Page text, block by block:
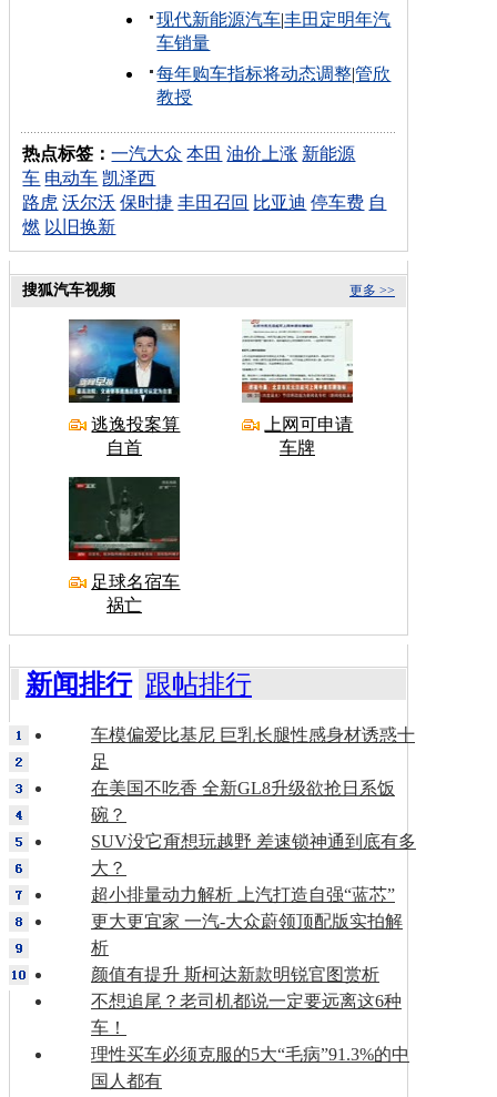
现代新能源汽车|丰田定明年汽
车销量
每年购车指标将动态调整|管欣
教授
热点标签：一汽大众 本田 油价上涨 新能源
车 电动车 凯泽西
路虎 沃尔沃 保时捷 丰田召回 比亚迪 停车费 自
燃 以旧换新
更多 >>
搜狐汽车视频
逃逸投案算
自首
上网可申请
车牌
足球名宿车
祸亡
新闻排行 跟帖排行
车模偏爱比基尼 巨乳长腿性感身材诱惑十
足
在美国不吃香 全新GL8升级欲抢日系饭
碗？
SUV没它甭想玩越野 差速锁神通到底有多
大？
超小排量动力解析 上汽打造自强“蓝芯”
更大更宜家 一汽-大众蔚领顶配版实拍解
析
颜值有提升 斯柯达新款明锐官图赏析
不想追尾？老司机都说一定要远离这6种
车！
理性买车必须克服的5大“毛病”91.3%的中
国人都有